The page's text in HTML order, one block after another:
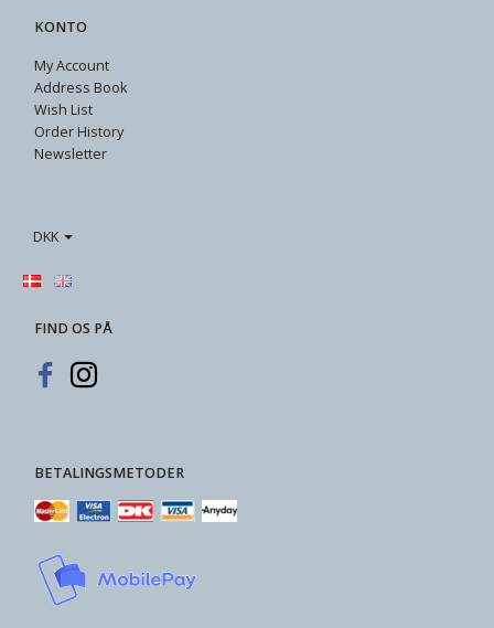
KONTO
My Account
Address Book
Wish List
Order History
Newsletter
DKK
FIND OS PÅ
BETALINGSMETODER